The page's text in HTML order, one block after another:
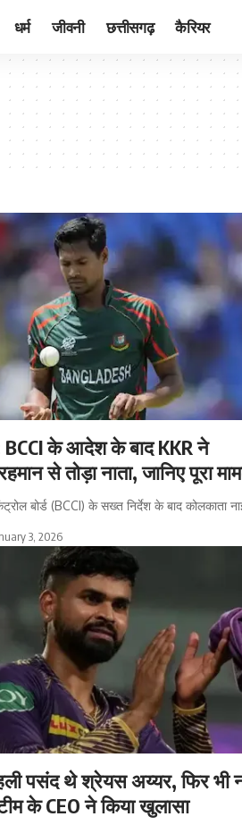
धर्म जीवनी छत्तीसगढ़ कैरियर
BCCI के आदेश के बाद KKR ने
से तोड़ा नाता, जानिए पूरा
बोर्ड (BCCI) के सख्त निर्देश के बाद कोलकाता
3, 2026
पसंद थे श्रेयस अय्यर, फिर भी
के CEO ने किया खुलासा